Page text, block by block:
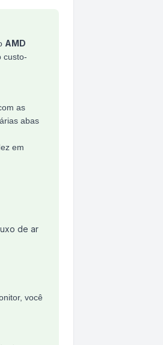
19MB, DDR4, Sem Vídeo
AMD
custo-
as
abas
em
de ar
você